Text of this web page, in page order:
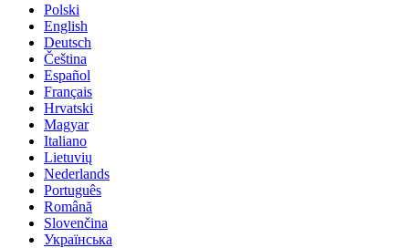
Polski
English
Deutsch
Čeština
Español
Français
Hrvatski
Magyar
Italiano
Lietuvių
Nederlands
Português
Română
Slovenčina
Українська